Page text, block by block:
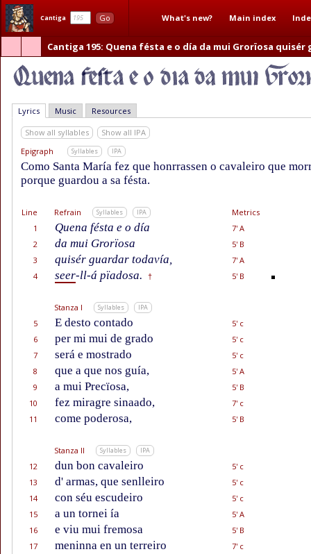
Cantiga Go What's new? Main index
Cantiga 195: Quena fésta e o día da mui Grorïosa quisér
Lyrics Music Resources
Show all syllables
Show all IPA
Epigraph
Syllables IPA
Como Santa María fez que honrrassen o cavaleiro que
porque guardou a sa fésta.
Line Refrain Syllables IPA
Metrics
1
Quena fésta e o día
7' A
2
da mui Grorïosa
5' B
3
quisér guardar todavía,
7' A
4
seer-ll-á pïadosa. † 5' B
Stanza I Syllables IPA
5 E desto contado
5' c
6
per mi mui de grado
5' c
7
será e mostrado
5' c
8
que a que nos guía,
5' A
9
a mui Precïosa,
5' B
10
fez miragre sinaado,
7' c
11
come poderosa, 5' B
Stanza II Syllables IPA
12 dun bon cavaleiro
5' c
13
d' armas, que senlleiro
5' c
14
con séu escudeiro
5' c
15
a un tornei ía
5' A
16
e viu mui fremosa
5' B
17
meninna en un terreiro
7' c